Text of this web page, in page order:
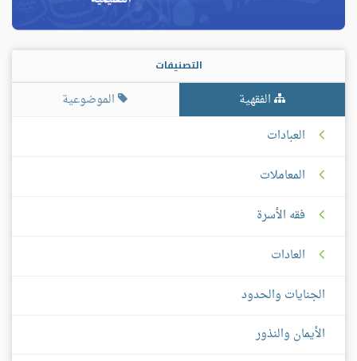
التصنيفات
الفقهية
الموضوعية
العبادات
المعاملات
فقه الأسرة
العادات
الجنايات والحدود
الأيمان والنذور